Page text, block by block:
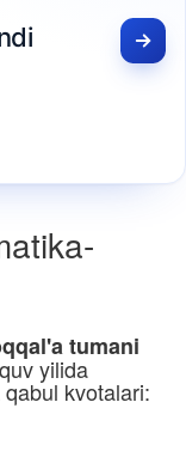
tumani
yilida
kvotalari: